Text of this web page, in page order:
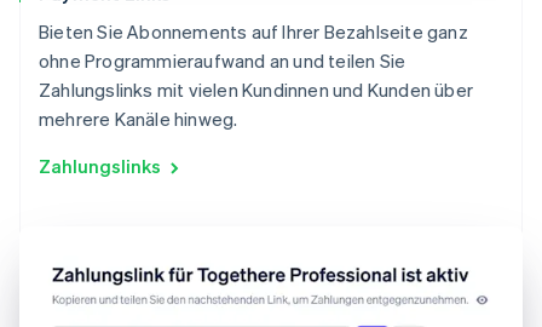
Bieten Sie Abonnements auf Ihrer Bezahlseite ganz
ohne Programmieraufwand an und teilen Sie
Zahlungslinks mit vielen Kundinnen und Kunden über
mehrere Kanäle hinweg.
Zahlungslinks